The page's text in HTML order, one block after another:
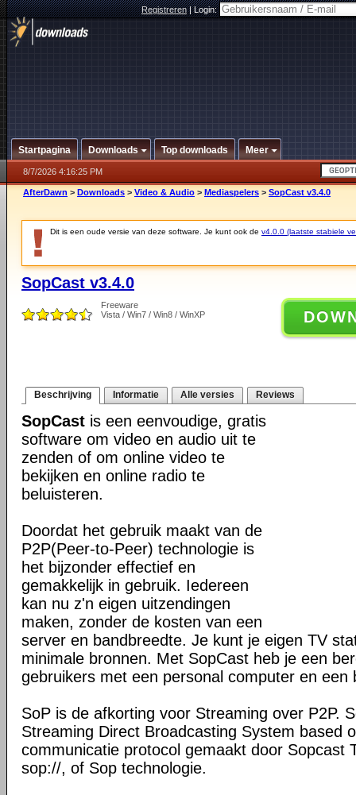
Registreren|Login:
Startpagina Downloads Top downloads Meer
8/7/2026 4:16:25 PM
AfterDawn > Downloads > Video & Audio > Mediaspelers > SopCast v3.4.0
Dit is een oude versie van deze software. Je kunt ook de v4.0.0 (laatste stabiele
SopCast v3.4.0
Freeware
Vista / Win7 / Win8 / WinXP
Beschrijving Informatie Alle versies Reviews
SopCast is een eenvoudige, gratis
software om video en audio uit te
zenden of om online video te
bekijken en online radio te
beluisteren.
Doordat het gebruik maakt van de
P2P(Peer-to-Peer) technologie is
het bijzonder effectief en
gemakkelijk in gebruik. Iedereen
kan nu z'n eigen uitzendingen
maken, zonder de kosten van een
server en bandbreedte. Je kunt je eigen TV
minimale bronnen. Met SopCast heb je een
gebruikers met een personal computer en een
SoP is de afkorting voor Streaming over P2P.
Streaming Direct Broadcasting System based
communicatie protocol gemaakt door Sopcast
sop://, of Sop technologie.